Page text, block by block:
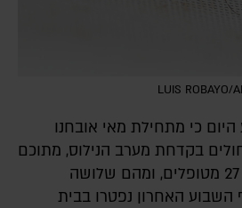
החולים בקדחת מערב הנילוס, מתוכם
אושפזו בבתי החולים 27 מטופלים, ומהם שלושה
השבוע האחרון נפטרו בבית